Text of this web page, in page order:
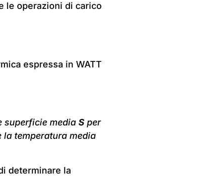
le operazioni di carico
espressa in WATT
superficie media S per
la temperatura media
determinare la